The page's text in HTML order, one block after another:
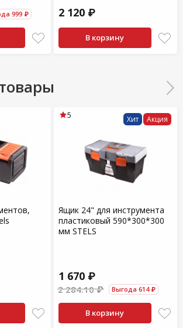
999 ₽ 2 120 ₽
В корзину
Хит Акция
Ящик 24" для инструмента
пластиковый 590*300*300
мм STELS
1 670 ₽
2 284.10 ₽ Выгода 614 ₽
В корзину
5